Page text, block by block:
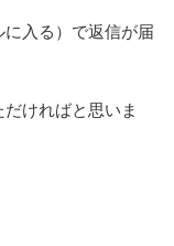
入る）で返信が届
ければと思いま